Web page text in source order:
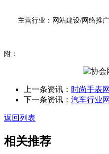
主营行业：网站建设/网络推广
附：
上一条资讯： 时尚手表
下一条资讯： 汽车行业
返回列表
相关推荐